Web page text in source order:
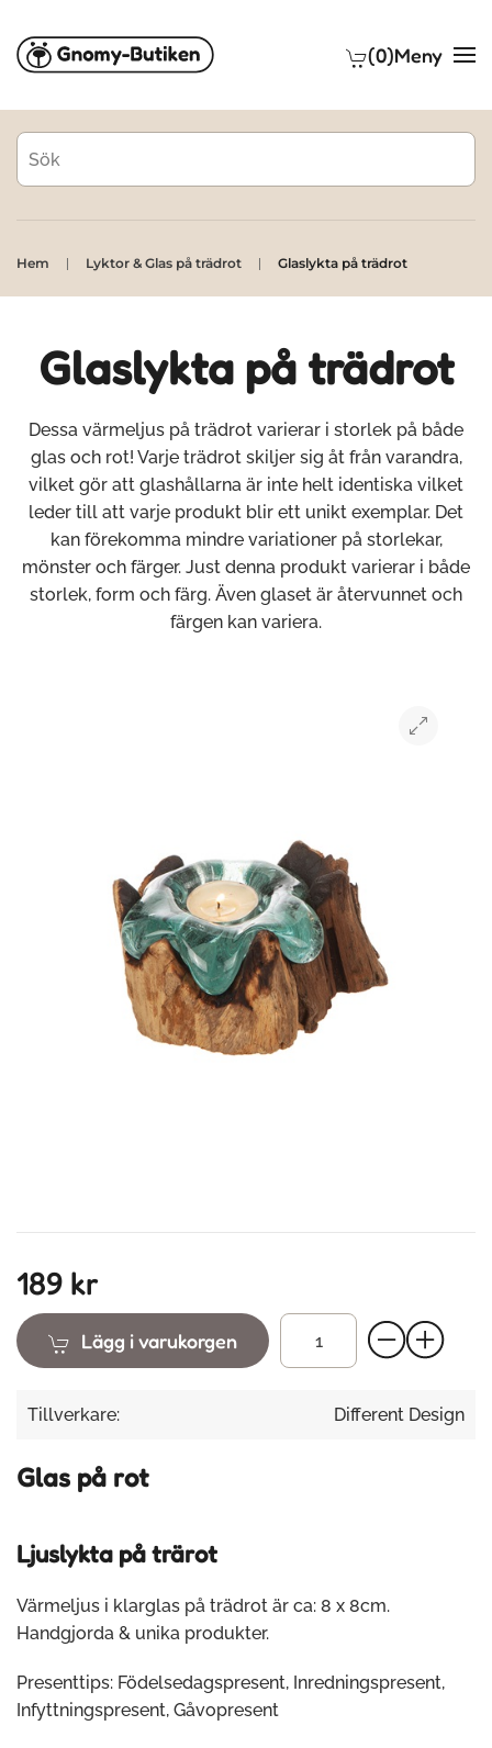
Skip to main content (0)Meny
Hem Lyktor & Glas på trädrot Glaslykta på trädrot
Glaslykta på trädrot
Dessa värmeljus på trädrot varierar i storlek på både
glas och rot! Varje trädrot skiljer sig åt från varandra,
vilket gör att glashållarna är inte helt identiska vilket
leder till att varje produkt blir ett unikt exemplar. Det
kan förekomma mindre variationer på storlekar,
mönster och färger. Just denna produkt varierar i både
storlek, form och färg. Även glaset är återvunnet och
färgen kan variera.
189 kr
Lägg i varukorgen
Tillverkare: Different Design
Glas på rot
Ljuslykta på trärot
Värmeljus i klarglas på trädrot är ca: 8 x 8cm.
Handgjorda & unika produkter.
Presenttips: Födelsedagspresent, Inredningspresent,
Infyttningspresent, Gåvopresent